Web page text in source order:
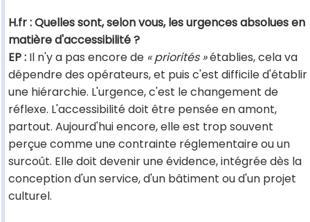
H.fr : Quelles sont, selon vous, les urgences absolues en
matière d'accessibilité ?
EP : Il n'y a pas encore de « priorités »établies, cela va
dépendre des opérateurs, et puis c'est difficile d'établir
une hiérarchie. L'urgence, c'est le changement de
réflexe. L'accessibilité doit être pensée en amont,
partout. Aujourd'hui encore, elle est trop souvent
perçue comme une contrainte réglementaire ou un
surcoût. Elle doit devenir une évidence, intégrée dès la
conception d'un service, d'un bâtiment ou d'un projet
culturel.